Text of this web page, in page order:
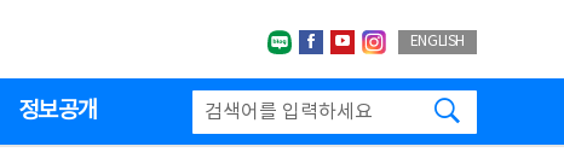
네이버블로그
페이스북
유투브인스타그랩
ENGLISH
정보공개